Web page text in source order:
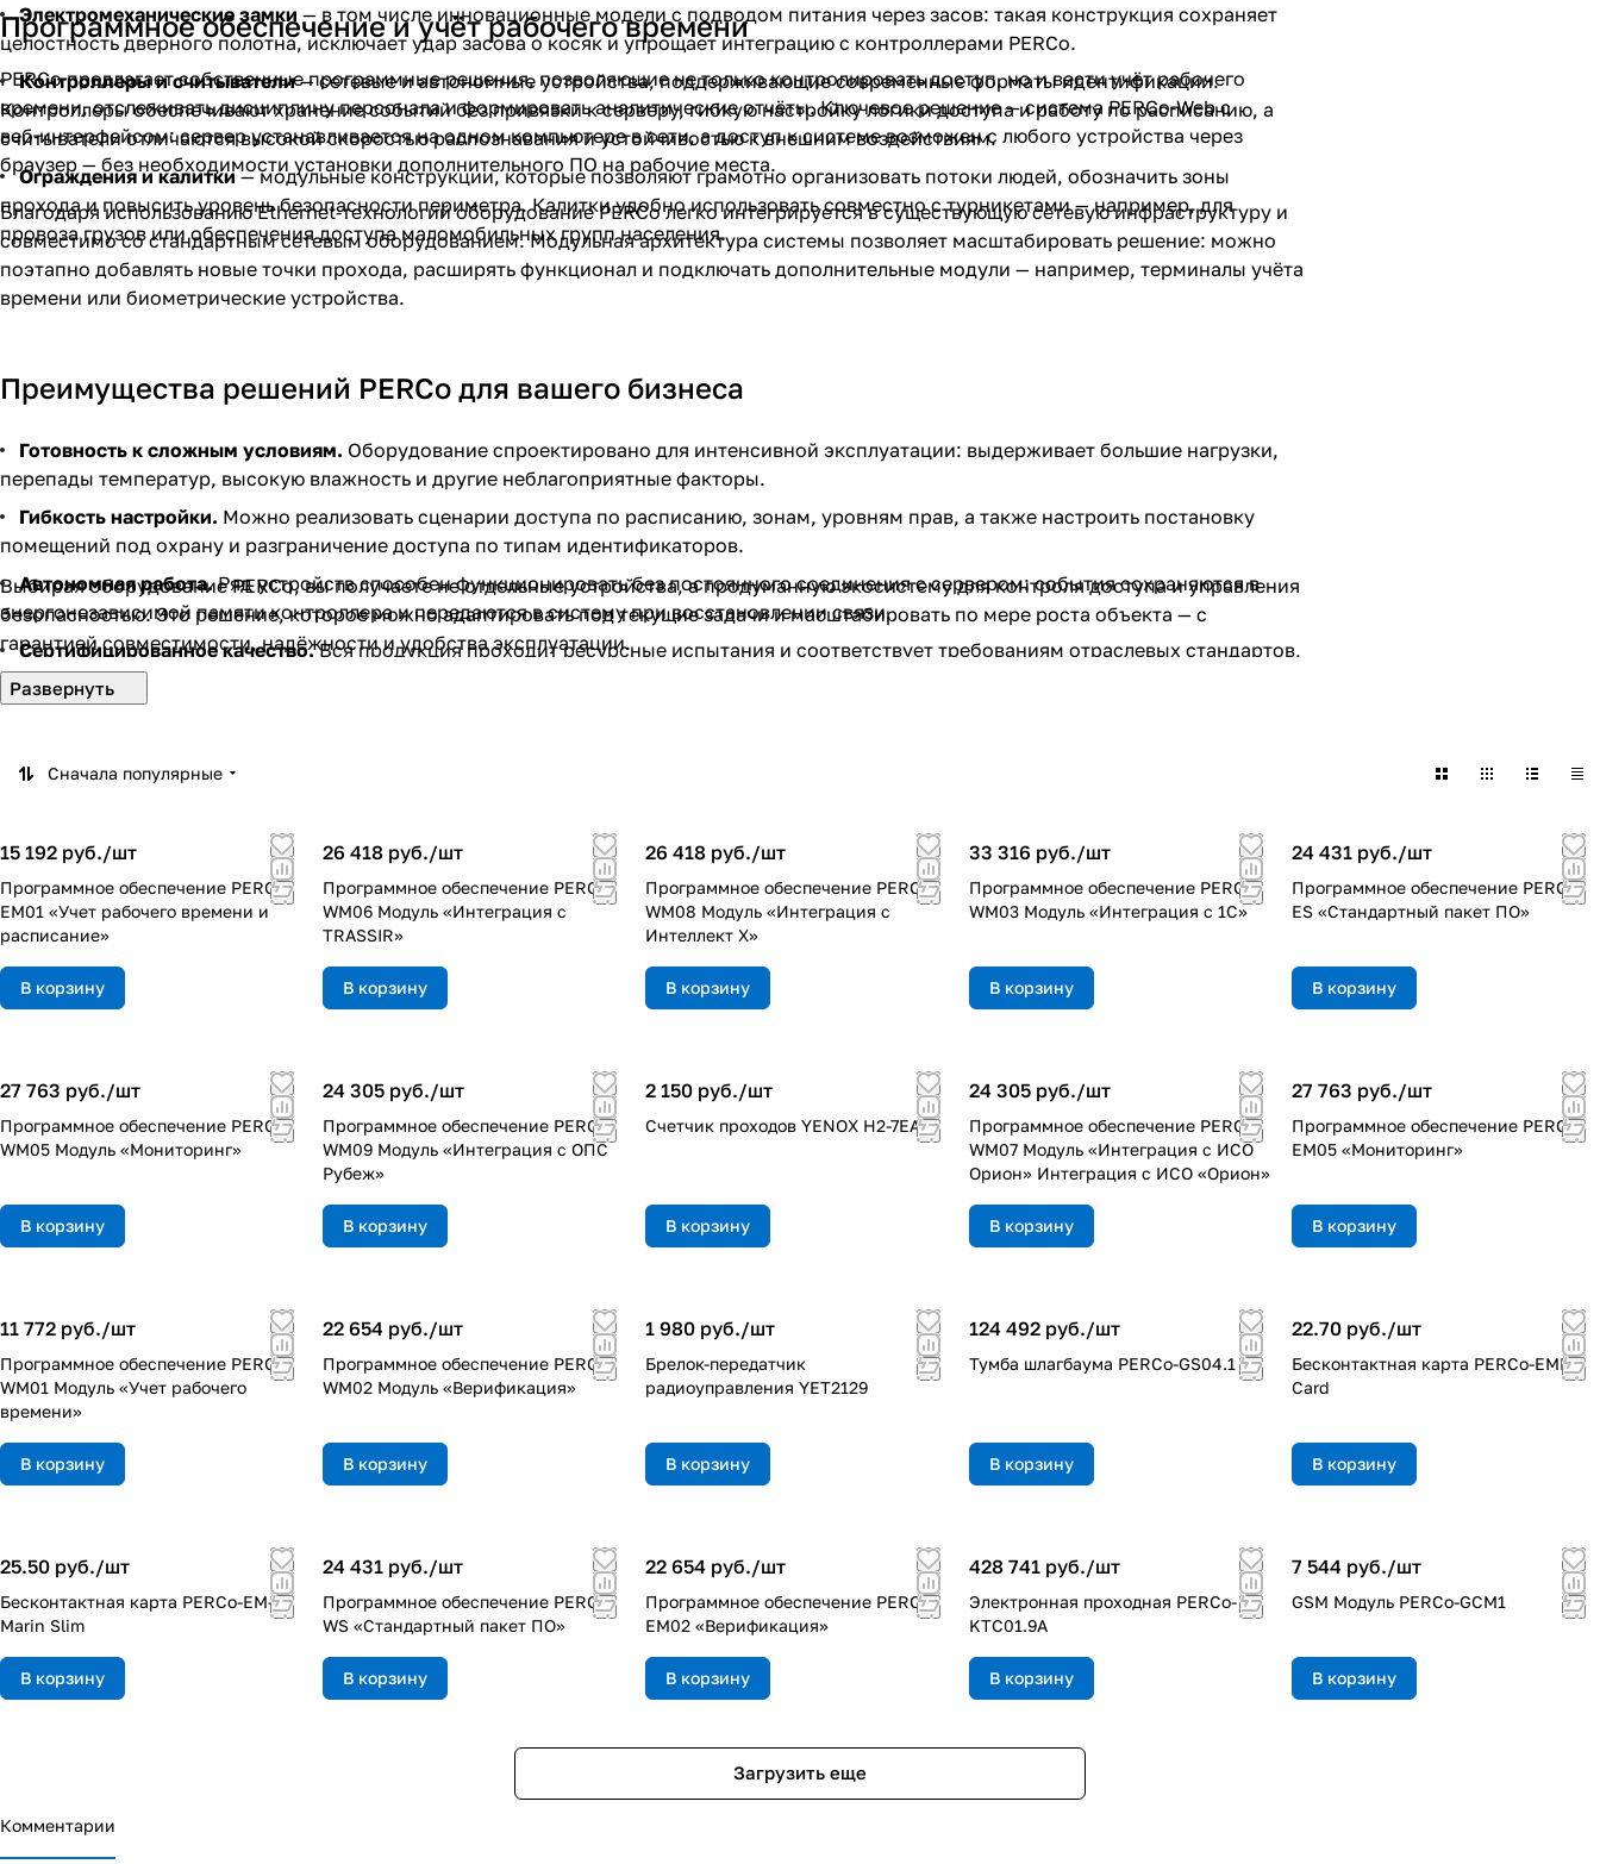
Электромеханические замки — в том числе инновационные модели с подводом питания через засов: такая конструкция сохраняет
целостность дверного полотна, исключает удар засова о косяк и упрощает интеграцию с контроллерами PERCo.
Контроллеры и считыватели— сетевые и автономные устройства, поддерживающие современные форматы идентификации.
Контроллеры обеспечивают хранение событий без привязки к серверу, гибкую настройку логики доступа и работу по расписанию, а
считыватели отличаются высокой скоростью распознавания и устойчивостью к внешним воздействиям.
Ограждения и калитки— модульные конструкции, которые позволяют грамотно организовать потоки людей, обозначить зоны
прохода и повысить уровень безопасности периметра. Калитки удобно использовать совместно с турникетами — например, для
провоза грузов или обеспечения доступа маломобильных групп населения.
Программное обеспечение и учёт рабочего времени
PERCo предлагает собственные программные решения, позволяющие не только контролировать доступ, но и вести учёт рабочего
времени, отслеживать дисциплину персонала и формировать аналитические отчёты. Ключевое решение — система PERCo‑Web с
веб‑интерфейсом: сервер устанавливается на одном компьютере в сети, а доступ к системе возможен с любого устройства через
браузер — без необходимости установки дополнительного ПО на рабочие места.
Благодаря использованию Ethernet‑технологий оборудование PERCo легко интегрируется в существующую сетевую инфраструктуру и
совместимо со стандартным сетевым оборудованием. Модульная архитектура системы позволяет масштабировать решение: можно
поэтапно добавлять новые точки прохода, расширять функционал и подключать дополнительные модули — например, терминалы учёта
времени или биометрические устройства.
Преимущества решений PERCo для вашего бизнеса
Готовность к сложным условиям. Оборудование спроектировано для интенсивной эксплуатации: выдерживает большие нагрузки,
перепады температур, высокую влажность и другие неблагоприятные факторы.
Гибкость настройки. Можно реализовать сценарии доступа по расписанию, зонам, уровням прав, а также настроить постановку
помещений под охрану и разграничение доступа по типам идентификаторов.
Автономная работа.Ряд устройств способен функционировать без постоянного соединения с сервером: события сохраняются в
энергонезависимой памяти контроллера и передаются в систему при восстановлении связи.
Сертифицированное качество.Вся продукция проходит ресурсные испытания и соответствует требованиям отраслевых стандартов,
что подтверждается необходимыми сертификатами и свидетельствами.
Выбирая оборудование PERCo, вы получаете не отдельные устройства, а продуманную экосистему для контроля доступа и управления
безопасностью. Это решение, которое можно адаптировать под текущие задачи и масштабировать по мере роста объекта — с
гарантией совместимости, надёжности и удобства эксплуатации.
Сначала популярные
15 192 руб./шт
Программное обеспечение PERCo-
EM01 «Учет рабочего времени и
расписание»
В корзину
26 418 руб./шт
Программное обеспечение PERCo-
WM06 Модуль «Интеграция с
TRASSIR»
В корзину
26 418 руб./шт
Программное обеспечение PERCo-
WM08 Модуль «Интеграция с
Интеллект X»
В корзину
33 316 руб./шт
Программное обеспечение PERCo-
WM03 Модуль «Интеграция с 1С»
В корзину
24 431 руб./шт
Программное обеспечение PERCo-
ES «Стандартный пакет ПО»
В корзину
27 763 руб./шт
Программное обеспечение PERCo-
WM05 Модуль «Мониторинг»
В корзину
24 305 руб./шт
Программное обеспечение PERCo-
WM09 Модуль «Интеграция с ОПС
Рубеж»
В корзину
2 150 руб./шт
Счетчик проходов YENOX H2-7EA2
В корзину
24 305 руб./шт
Программное обеспечение PERCo-
WM07 Модуль «Интеграция с ИСО
Орион» Интеграция с ИСО «Орион»
В корзину
27 763 руб./шт
Программное обеспечение PERCo-
EM05 «Мониторинг»
В корзину
11 772 руб./шт
Программное обеспечение PERCo-
WM01 Модуль «Учет рабочего
времени»
В корзину
22 654 руб./шт
Программное обеспечение PERCo-
WM02 Модуль «Верификация»
В корзину
1 980 руб./шт
Брелок-передатчик
радиоуправления YET2129
В корзину
124 492 руб./шт
Тумба шлагбаума PERCo-GS04.1
В корзину
22.70 руб./шт
Бесконтактная карта PERCo-EMM
Card
В корзину
25.50 руб./шт
Бесконтактная карта PERCo-EM-
Marin Slim
В корзину
24 431 руб./шт
Программное обеспечение PERCo-
WS «Стандартный пакет ПО»
В корзину
22 654 руб./шт
Программное обеспечение PERCo-
EM02 «Верификация»
В корзину
428 741 руб./шт
Электронная проходная PERCo-
KTC01.9А
В корзину
7 544 руб./шт
GSM Модуль PERCo-GCM1
В корзину
Загрузить еще
Комментарии